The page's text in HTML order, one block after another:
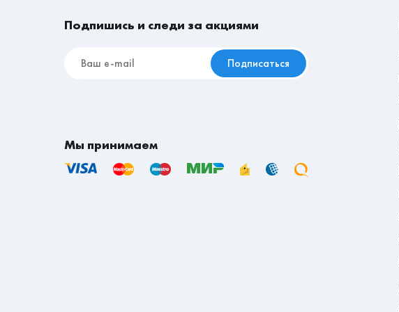
Подпишись и следи за акциями
Подписаться
Мы принимаем